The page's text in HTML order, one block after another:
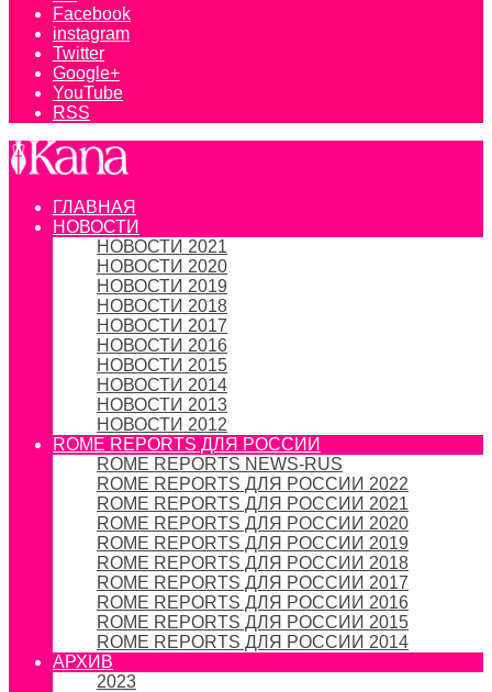
Facebook
instagram
Twitter
Google+
YouTube
RSS
ГЛАВНАЯ
НОВОСТИ
НОВОСТИ 2021
НОВОСТИ 2020
НОВОСТИ 2019
НОВОСТИ 2018
НОВОСТИ 2017
НОВОСТИ 2016
НОВОСТИ 2015
НОВОСТИ 2014
НОВОСТИ 2013
НОВОСТИ 2012
ROME REPORTS ДЛЯ РОССИИ
ROME REPORTS NEWS-RUS
ROME REPORTS ДЛЯ РОССИИ 2022
ROME REPORTS ДЛЯ РОССИИ 2021
ROME REPORTS ДЛЯ РОССИИ 2020
ROME REPORTS ДЛЯ РОССИИ 2019
ROME REPORTS ДЛЯ РОССИИ 2018
ROME REPORTS ДЛЯ РОССИИ 2017
ROME REPORTS ДЛЯ РОССИИ 2016
ROME REPORTS ДЛЯ РОССИИ 2015
ROME REPORTS ДЛЯ РОССИИ 2014
АРХИВ
2023